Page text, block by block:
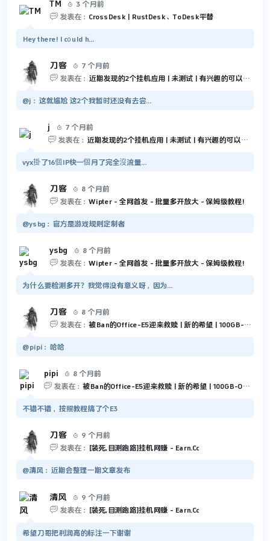
TM 
3 个月前
 发表在： CrossDesk | RustDesk、ToDesk平替
Hey there! I c᧐uld h...
刀客 
7 个月前
 发表在： 近期发现的2个挂机应用 | 未测试 | 有兴趣的可以尝试一下
@j：这就尴尬 这2个我暂时还没有去尝...
j 
7 个月前
 发表在： 近期发现的2个挂机应用 | 未测试 | 有兴趣的可以尝试一下
vyx掛了16個IP快一個月了完全沒流量...
刀客 
8 个月前
 发表在： Wipter - 全网首发 - 批量多开放大 - 保姆级教程!
@ysbg：官方是游戏规则定制者
ysbg 
8 个月前
 发表在： Wipter - 全网首发 - 批量多开放大 - 保姆级教程!
为什么要检测多开？我觉得没有意义呀，因为...
刀客 
8 个月前
 发表在： 被Ban的Office-E5迎来救赎 | 新的希望 | 100GB-Outlook 和 5TB-OneDrive
@pipi：哈哈
pipi 
8 个月前
 发表在： 被Ban的Office-E5迎来救赎 | 新的希望 | 100GB-Outlook 和 5TB-OneDrive
不错不错，按照教程搞了个E3
刀客 
9 个月前
 发表在： [装死,目测跑路]挂机网赚 - Earn.Cc
@清风：近期会整理一期文章发布
清风 
9 个月前
 发表在： [装死,目测跑路]挂机网赚 - Earn.Cc
希望刀哥把利润高的标注一下谢谢